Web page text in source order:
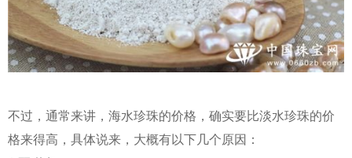
不过，通常来讲，海水珍珠的价格，确实要比淡水珍珠的价
格来得高，具体说来，大概有以下几个原因：